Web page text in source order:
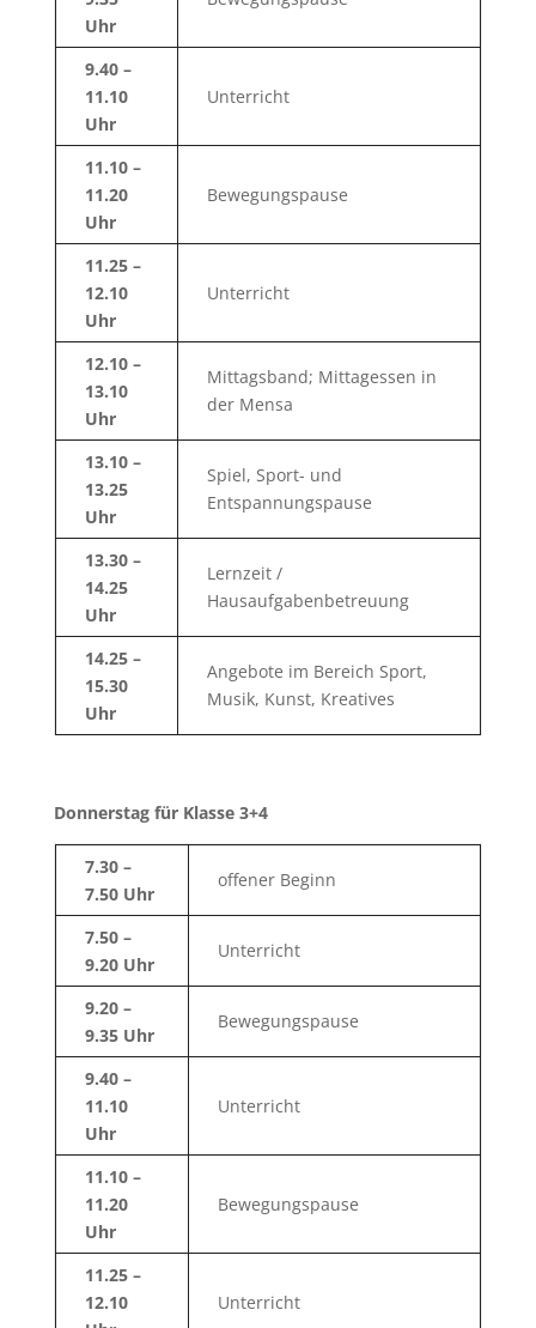
Uhr
9.40 –
11.10
Uhr
Unterricht
11.10 –
11.20
Uhr
Bewegungspause
11.25 –
12.10
Uhr
Unterricht
12.10 –
13.10
Uhr
Mittagsband; Mittagessen in
der Mensa
13.10 –
13.25
Uhr
Spiel, Sport- und
Entspannungspause
13.30 –
14.25
Uhr
Lernzeit /
Hausaufgabenbetreuung
14.25 –
15.30
Uhr
Angebote im Bereich Sport,
Musik, Kunst, Kreatives
Donnerstag für Klasse 3+4
7.30 –
7.50 Uhr
offener Beginn
7.50 –
9.20 Uhr
Unterricht
9.20 –
9.35 Uhr
Bewegungspause
9.40 –
11.10
Uhr
Unterricht
11.10 –
11.20
Uhr
Bewegungspause
11.25 –
12.10
Unterricht